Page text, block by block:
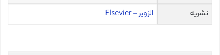
نشریه
الزویر – Elsevier